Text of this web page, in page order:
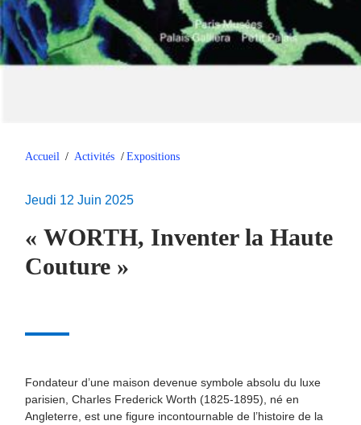
Accueil / Activités / Expositions
Jeudi 12 Juin 2025
« WORTH, Inventer la Haute
Couture »
Fondateur d’une maison devenue symbole absolu du luxe
parisien, Charles Frederick Worth (1825-1895), né en
Angleterre, est une figure incontournable de l’histoire de la